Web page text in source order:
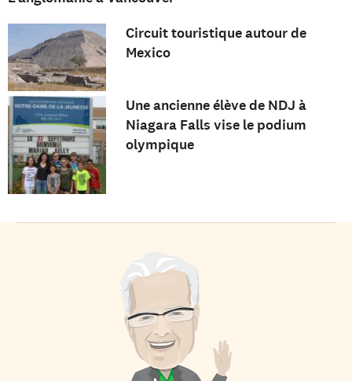
Circuit touristique autour de
Mexico
Une ancienne élève de NDJ à
Niagara Falls vise le podium
olympique